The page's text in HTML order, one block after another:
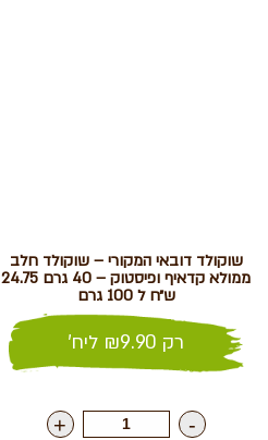
שוקולד דובאי המקורי – שוקולד חלב
ממולא קדאיף ופיסטוק – 40 גרם 24.75
ש״ח ל 100 גרם
רק ₪9.90 ליח'
-
+